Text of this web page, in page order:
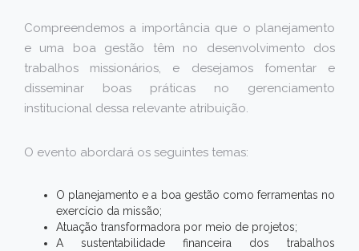
Compreendemos a importância que o planejamento
e uma boa gestão têm no desenvolvimento dos
trabalhos missionários, e desejamos fomentar e
disseminar boas práticas no gerenciamento
institucional dessa relevante atribuição.
O evento abordará os seguintes temas:
O planejamento e a boa gestão como ferramentas no
exercício da missão;
Atuação transformadora por meio de projetos;
A sustentabilidade financeira dos trabalhos